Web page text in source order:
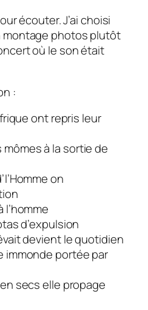
écouter. J’ai choisi
montage photos plutôt
où le son était
:
ont repris leur
à la sortie de
on
l’homme
d’expulsion
devient le quotidien
immonde portée par
secs elle propage